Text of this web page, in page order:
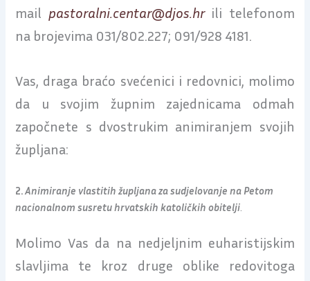
mail pastoralni.centar@djos.hrili telefonom
na brojevima 031/802.227; 091/928 4181.
Vas, draga braćo svećenici i redovnici, molimo
da u svojim župnim zajednicama odmah
započnete s dvostrukim animiranjem svojih
župljana:
2.Animiranje vlastitih župljana za sudjelovanje na Petom
nacionalnom susretu hrvatskih katoličkih obitelji
Molimo Vas da na nedjeljnim euharistijskim
slavljima te kroz druge oblike redovitoga